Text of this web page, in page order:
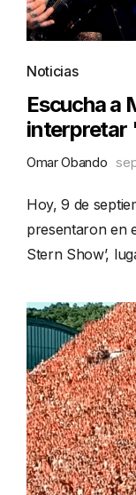
Noticias
Escucha a
interpretar
Omar Obando
Hoy, 9 de
presentaron en
Stern Show’,